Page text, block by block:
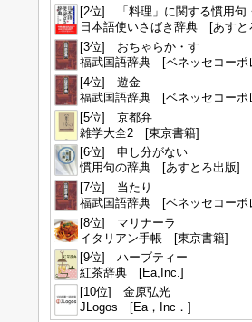
[2位] 「料理」に関する慣用句
日本語使いさばき辞典 [あすと
[3位] おちゃらか・す
福武国語辞典 [ベネッセコーポ
[4位] 遊金
福武国語辞典 [ベネッセコーポ
[5位] 京都弁
雑学大全2 [東京書籍]
[6位] 申し分がない
慣用句の辞典 [あすとろ出版]
[7位] 当たり
福武国語辞典 [ベネッセコーポ
[8位] マリナーラ
イタリアン手帳 [東京書籍]
[9位] ハーブティー
紅茶辞典 [Ea,Inc.]
[10位] 金原弘光
JLogos [Ea，Inc．]